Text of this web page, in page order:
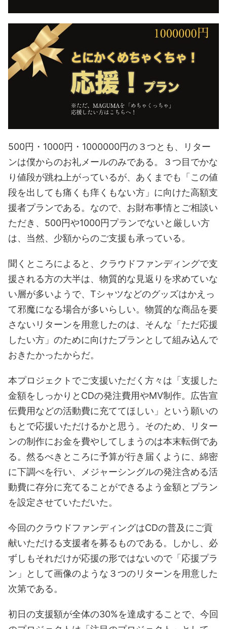
500円・1000円・1000000円の３つとも、リター
ンは僕からのお礼メールのみである。３つ目でかな
り値段が跳ね上がっているが、あくまでも「この値
段を出しても痛くも痒くもない方」に向けた高額支
援者プランである。なので、お財布事情とご相談い
ただき、500円や1000円プランでないと厳しい方
は、当然、少額からのご支援も承っている。
聞くところによると、クラウドファンディングで支
援される方の大半は、物質的な見返りを求めていな
い層が多いようで、Tシャツなどのグッズはかえっ
て邪魔になる場合が多いらしい。物質的な商品を要
さないリターンを用意したのは、そんな「ただ応援
したい方」のために向けたプランとして組み込んで
おきたかったからだ。
本プロジェクトでご支援いただく方々は「支援した
金額をしっかりとCDの発注費用やMV制作。広告宣
伝費用などの活動費に充ててほしい」という願いの
もとで応援いただけるかと思う。そのため、リター
ンの制作にお金を費やしてしまうのは本末転倒であ
る。然るべきところに予算が行き届くように、綿密
に下調べを行い、メジャーシングルの発注含める活
動費に存分に充てることができるよう金額とプラン
を設定させていただいた。
今回のクラウドファンディングはCDの普及にご貢
献いただける支援者を募るものである。しかし、必
ずしもそれだけが応援の形ではないので「応援プラ
ン」として画像のような３つのリターンを用意した
次第である。
初日の支援額が全体の30%を達成することで、今回